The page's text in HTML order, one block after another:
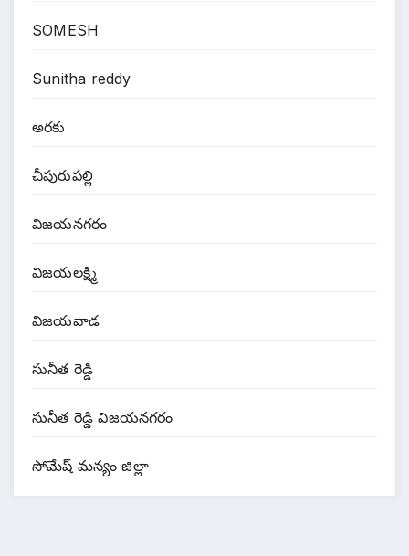
SOMESH
Sunitha reddy
అరకు
చీపురుపల్లి
విజయనగరం
విజయలక్ష్మి
విజయవాడ
సునీత రెడ్డి
సునీత రెడ్డి విజయనగరం
సోమేష్ మన్యం జిల్లా